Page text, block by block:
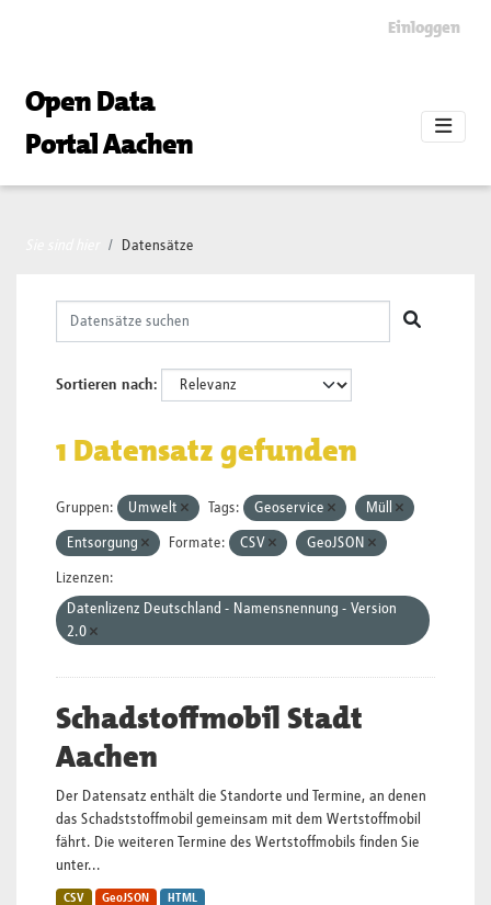
Einloggen
Open Data
Portal Aachen
Datensätze
Sortieren nach
1 Datensatz gefunden
Gruppen: Umwelt Tags: Geoservice Müll
Entsorgung Formate: CSV GeoJSON
Lizenzen:
Datenlizenz Deutschland - Namensnennung - Version
2.0
Schadstoffmobil Stadt
Aachen
Der Datensatz enthält die Standorte und Termine, an denen
das Schadststoffmobil gemeinsam mit dem Wertstoffmobil
fährt. Die weiteren Termine des Wertstoffmobils finden Sie
unter...
CSV GeoJSON HTML